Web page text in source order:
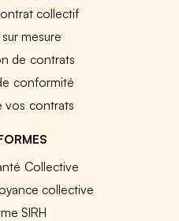
collectif
mesure
de contrats
conformité
vos contrats
Collective
collective
SIRH